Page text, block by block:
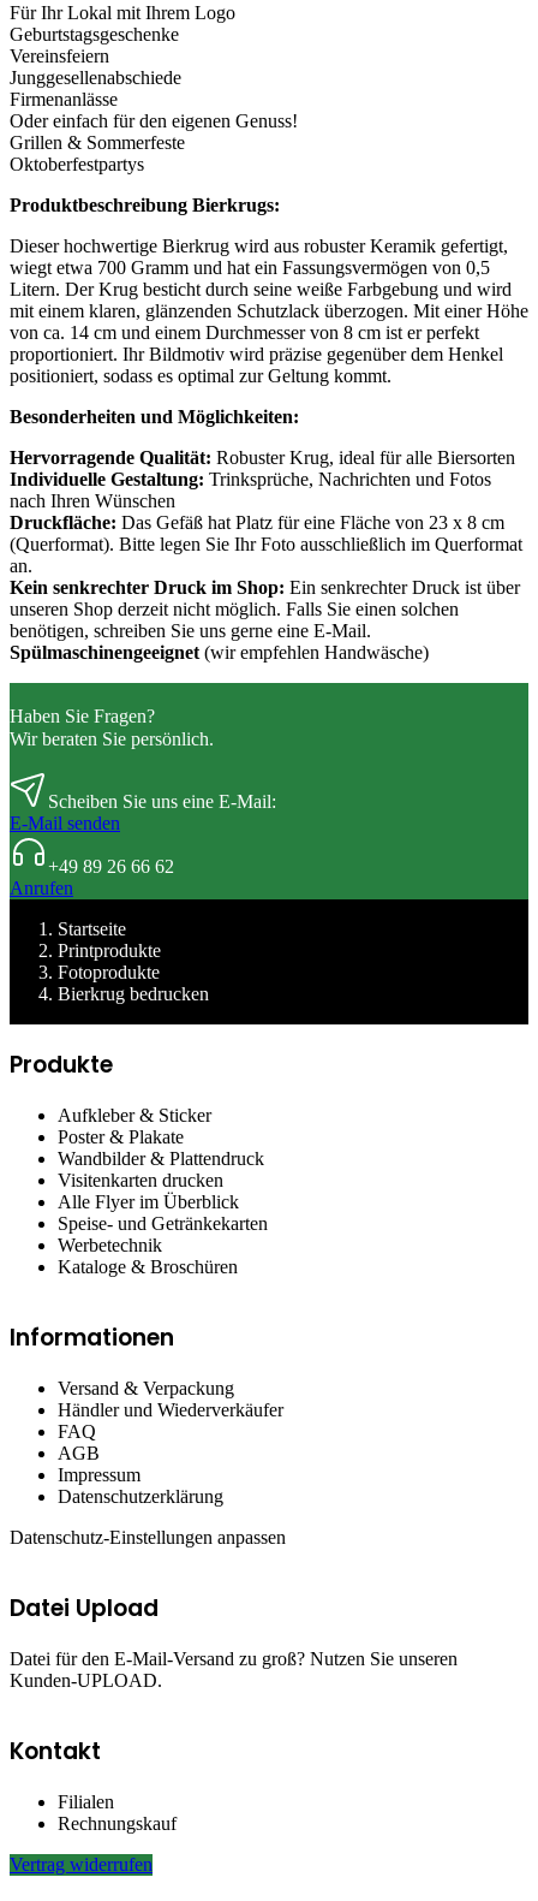
Für Ihr Lokal mit Ihrem Logo
Geburtstagsgeschenke
Vereinsfeiern
Junggesellenabschiede
Firmenanlässe
Oder einfach für den eigenen Genuss!
Grillen & Sommerfeste
Oktoberfestpartys
Produktbeschreibung Bierkrugs:
Dieser hochwertige Bierkrug wird aus robuster Keramik gefertigt,
wiegt etwa 700 Gramm und hat ein Fassungsvermögen von 0,5
Litern. Der Krug besticht durch seine weiße Farbgebung und wird
mit einem klaren, glänzenden Schutzlack überzogen. Mit einer Höhe
von ca. 14 cm und einem Durchmesser von 8 cm ist er perfekt
proportioniert. Ihr Bildmotiv wird präzise gegenüber dem Henkel
positioniert, sodass es optimal zur Geltung kommt.
Besonderheiten und Möglichkeiten:
Hervorragende Qualität: Robuster Krug, ideal für alle Biersorten
Individuelle Gestaltung: Trinksprüche, Nachrichten und Fotos
nach Ihren Wünschen
Druckfläche: Das Gefäß hat Platz für eine Fläche von 23 x 8 cm
(Querformat). Bitte legen Sie Ihr Foto ausschließlich im Querformat
an.
Kein senkrechter Druck im Shop: Ein senkrechter Druck ist über
unseren Shop derzeit nicht möglich. Falls Sie einen solchen
benötigen, schreiben Sie uns gerne eine E-Mail.
Spülmaschinengeeignet (wir empfehlen Handwäsche)
Haben Sie Fragen?
Wir beraten Sie persönlich.
Scheiben Sie uns eine E-Mail:
E-Mail senden
+49 89 26 66 62
Anrufen
Startseite
Printprodukte
Fotoprodukte
Bierkrug bedrucken
Produkte
Aufkleber & Sticker
Poster & Plakate
Wandbilder & Plattendruck
Visitenkarten drucken
Alle Flyer im Überblick
Speise- und Getränkekarten
Werbetechnik
Kataloge & Broschüren
Informationen
Versand & Verpackung
Händler und Wiederverkäufer
FAQ
AGB
Impressum
Datenschutzerklärung
Datenschutz-Einstellungen anpassen
Datei Upload
Datei für den E-Mail-Versand zu groß? Nutzen Sie unseren
Kunden-UPLOAD.
Kontakt
Filialen
Rechnungskauf
Vertrag widerrufen